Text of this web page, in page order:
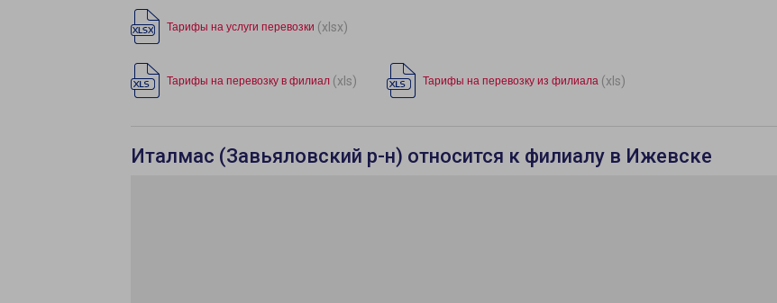
Тарифы на услуги перевозки (xlsx)
Тарифы на перевозку в филиал (xls) Тарифы на перевозку из филиала (xls)
Италмас (Завьяловский р-н) относится к филиалу в Ижевске